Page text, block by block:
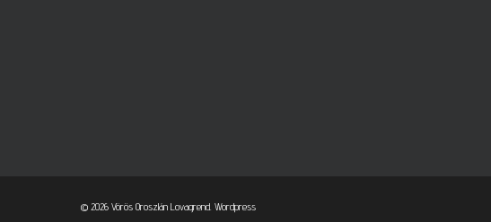
© 2026 Vörös Oroszlán Lovagrend. Wordpress